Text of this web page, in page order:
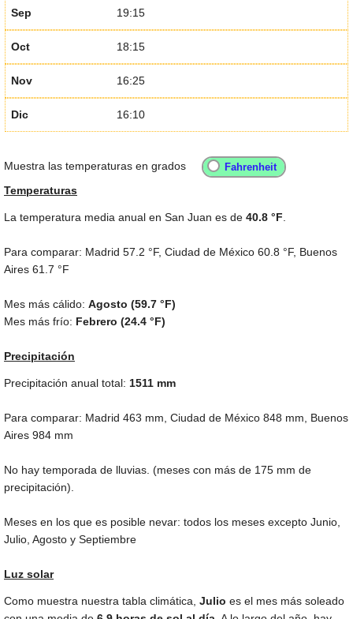
Sep 19:15
Oct 18:15
Nov 16:25
Dic 16:10
Muestra las temperaturas en grados
Temperaturas
La temperatura media anual en San Juan es de 40.8 °F
Para comparar: Madrid 57.2 °F, Ciudad de México 60.8 °F, Buenos
Aires 61.7 °F
Mes más cálido: Agosto (59.7 °F)
Mes más frío: Febrero (24.4 °F)
Precipitación
Precipitación anual total: 1511 mm
Para comparar: Madrid 463 mm , Ciudad de México 848 mm , Buenos
Aires 984 mm
No hay temporada de lluvias. (meses con más de 175 mm de
precipitación).
Meses en los que es posible nevar: todos los meses excepto Junio,
Julio, Agosto y Septiembre
Luz solar
Como muestra nuestra tabla climática, Julio es el mes más soleado